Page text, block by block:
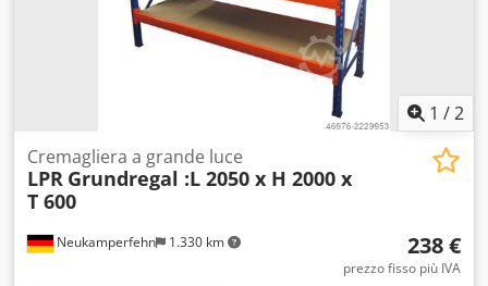
1 /2
Neukamperfehn 1.330 km
Cremagliera a grande luce
LPR Grundregal :L 2050 x H 2000 x
T 600
238 €
prezzo fisso più IVA